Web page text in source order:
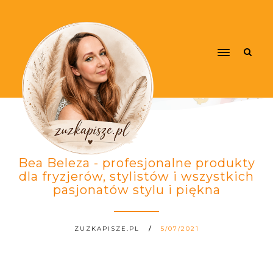
Bea Beleza - profesjonalne produkty
dla fryzjerów, stylistów i wszystkich
pasjonatów stylu i piękna
ZUZKAPISZE.PL 5/07/2021